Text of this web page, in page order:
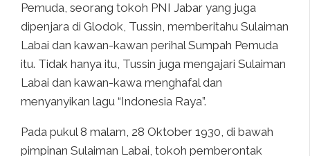
Pemuda, seorang tokoh PNI Jabar yang juga
dipenjara di Glodok, Tussin, memberitahu Sulaiman
Labai dan kawan-kawan perihal Sumpah Pemuda
itu. Tidak hanya itu, Tussin juga mengajari Sulaiman
Labai dan kawan-kawa menghafal dan
menyanyikan lagu “Indonesia Raya”.
Pada pukul 8 malam, 28 Oktober 1930, di bawah
pimpinan Sulaiman Labai, tokoh pemberontak